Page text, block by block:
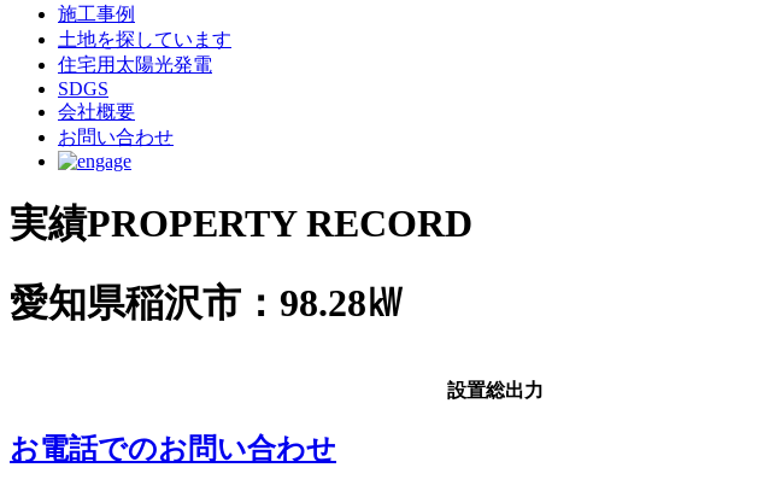
施工事例
土地を探しています
住宅用太陽光発電
SDGS
会社概要
お問い合わせ
実績PROPERTY RECORD
愛知県稲沢市：98.28㎾
設置総出力
お電話でのお問い合わせ